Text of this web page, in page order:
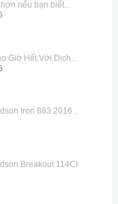
nếu bạn biết...
Giờ Hết Với Dịch...
Iron 883 2016...
Breakout 114CI